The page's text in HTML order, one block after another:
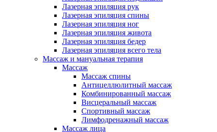
Лазерная эпиляция рук
Лазерная эпиляция спины
Лазерная эпиляция ног
Лазерная эпиляция живота
Лазерная эпиляция бедер
Лазерная эпиляция всего тела
Массаж и мануальная терапия
Массаж
Массаж спины
Антицеллюлитный массаж
Комбинированный массаж
Висцеральный массаж
Спортивный массаж
Лимфодренажный массаж
Массаж лица